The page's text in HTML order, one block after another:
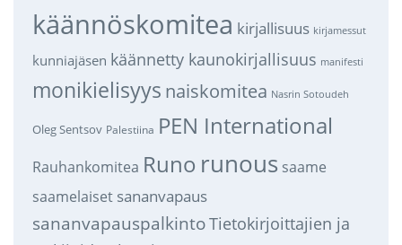
käännöskomitea kirjallisuus kirjamessut
kunniajäsen käännetty kaunokirjallisuus manifesti
monikielisyys naiskomitea Nasrin Sotoudeh
Oleg Sentsov Palestiina PEN International
Rauhankomitea Runo runous saame
saamelaiset sananvapaus
sananvapauspalkintoTietokirjoittajien ja